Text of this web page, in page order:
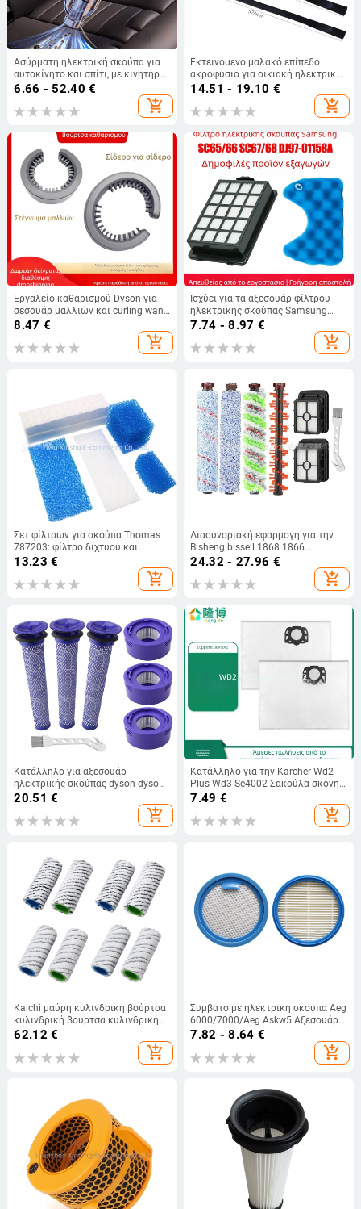
Ασύρματη ηλεκτρική σκούπα για
αυτοκίνητο και σπίτι, με κινητήρα
χωρίς ψήκτρες, αναρρόφηση 5000
Pa, ενσωματωμένη μπαταρία 1600-
2000 mAh, τροφοδοσία USB
6.66 - 52.40 €
add_shopping_cart
Εκτεινόμενο μαλακό επίπεδο
ακροφύσιο για οικιακή ηλεκτρική
σκούπα
14.51 - 19.10 €
add_shopping_cart
Εργαλείο καθαρισμού Dyson για
σεσουάρ μαλλιών και curling wand
— παγκόσμιο μοντέλο, 1600W,
110/220V, καλώδιο 1.8–3.3 m,
εύχρηστο
8.47 €
add_shopping_cart
Ισχύει για τα αξεσουάρ φίλτρου
ηλεκτρικής σκούπας Samsung
SC65/66 SC67/68 DJ97-01158A,
7.74 - 8.97 €
add_shopping_cart
Σετ φίλτρων για σκούπα Thomas
787203: φίλτρο διχτυού και
βαμβακερό φίλτρο
13.23 €
add_shopping_cart
Διασυνοριακή εφαρμογή για την
Bisheng bissell 1868 1866
αξεσουάρ ηλεκτρικής σκούπας,
κυλινδρική βούρτσα, κύριο φίλτρο
βούρτσας
24.32 - 27.96 €
add_shopping_cart
Κατάλληλο για αξεσουάρ
ηλεκτρικής σκούπας dyson dyson
V7 V8, κιτ στοιχείων φίλτρου
εξαρτήματος 965661-01
20.51 €
add_shopping_cart
Κατάλληλο για την Karcher Wd2
Plus Wd3 Se4002 Σακούλα σκόνης
Σακούλα σκουπιδιών Αξεσουάρ
7.49 €
add_shopping_cart
Kaichi μαύρη κυλινδρική βούρτσα
κυλινδρική βούρτσα κυλινδρική
βούρτσα αξεσουάρ κυλίνδρου
αξεσουάρ για karcherFC3 FC5 FC7
62.12 €
add_shopping_cart
Συμβατό με ηλεκτρική σκούπα Aeg
6000/7000/Aeg Askw5 Αξεσουάρ
Στοιχείο φίλτρου Αναλώσιμα
7.82 - 8.64 €
add_shopping_cart